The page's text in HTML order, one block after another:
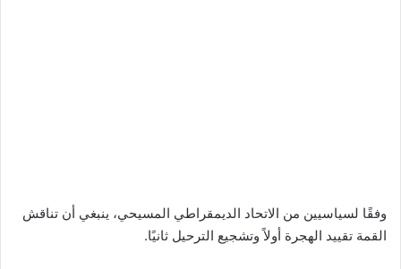
وفقًا لسياسيين من الاتحاد الديمقراطي المسيحي، ينبغي أن تناقش
القمة تقييد الهجرة أولاً وتشجيع الترحيل ثانيًا.